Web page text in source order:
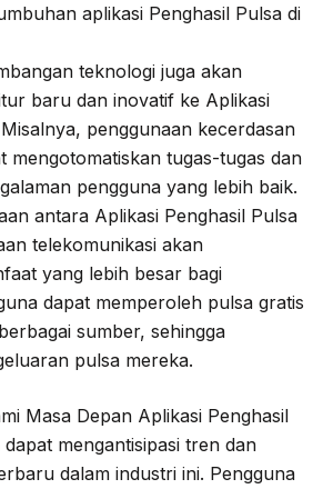
aplikasi Penghasil Pulsa di
teknologi juga akan
baru dan inovatif ke Aplikasi
penggunaan kecerdasan
mengotomatiskan tugas-tugas dan
pengguna yang lebih baik.
antara Aplikasi Penghasil Pulsa
telekomunikasi akan
yang lebih besar bagi
dapat memperoleh pulsa gratis
sumber, sehingga
pulsa mereka.
Masa Depan Aplikasi Penghasil
mengantisipasi tren dan
dalam industri ini. Pengguna